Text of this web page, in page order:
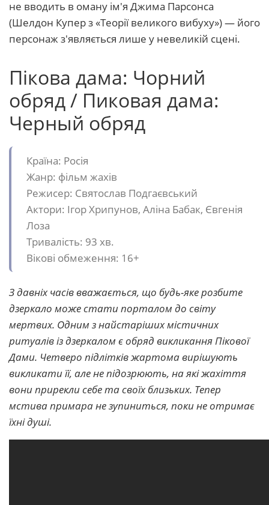
не вводить в оману ім'я Джима Парсонса
(Шелдон Купер з «Теорії великого вибуху») — його
персонаж з'являється лише у невеликій сцені.
Пікова дама: Чорний
обряд / Пиковая дама:
Черный обряд
Країна: Росія
Жанр: фільм жахів
Режисер: Святослав Подгаєвський
Актори: Ігор Хрипунов, Аліна Бабак, Євгенія
Лоза
Тривалість: 93 хв.
Вікові обмеження: 16+
З давніх часів вважається, що будь-яке розбите
дзеркало може стати порталом до світу
мертвих. Одним з найстаріших містичних
ритуалів із дзеркалом є обряд викликання Пікової
Дами. Четверо підлітків жартома вирішують
викликати її, але не підозрюють, на які жахіття
вони прирекли себе та своїх близьких. Тепер
мстива примара не зупиниться, поки не отримає
їхні душі.